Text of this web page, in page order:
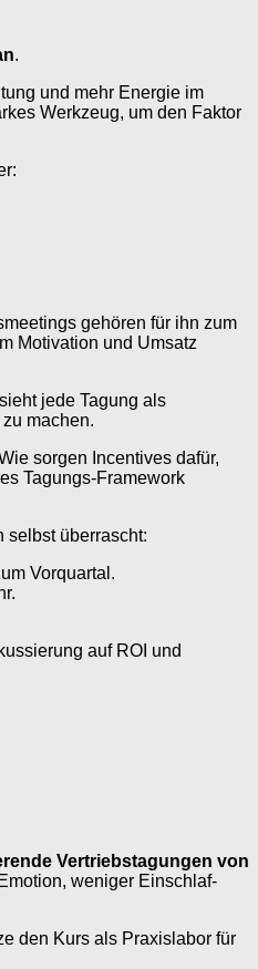
.
und mehr Energie im
Werkzeug, um den Faktor
gehören für ihn zum
Motivation und Umsatz
jede Tagung als
machen.
sorgen Incentives dafür,
Tagungs-Framework
selbst überrascht:
Vorquartal.
auf ROI und
Vertriebstagungen von
weniger Einschlaf-
den Kurs als Praxislabor für